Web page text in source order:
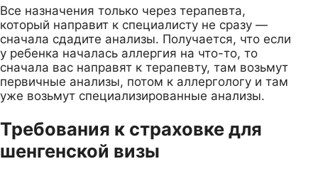
Все назначения только через терапевта,
который направит к специалисту не сразу —
сначала сдадите анализы. Получается, что если
у ребенка началась аллергия на что-то, то
сначала вас направят к терапевту, там возьмут
первичные анализы, потом к аллергологу и там
уже возьмут специализированные анализы.
Требования к страховке для
шенгенской визы